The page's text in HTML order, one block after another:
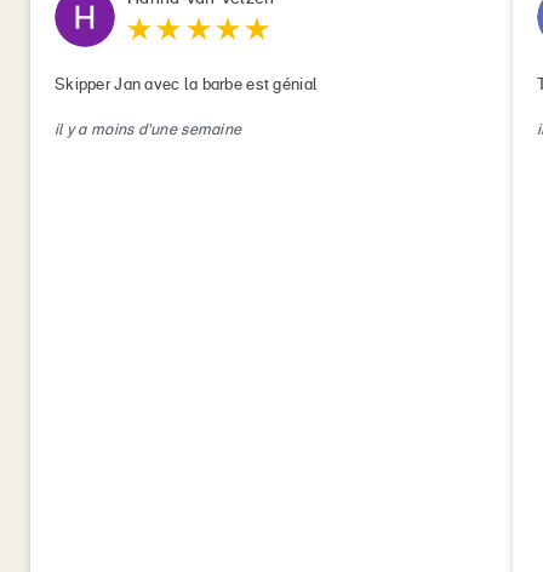
Skipper Jan avec la barbe est génial
il y a moins d'une semaine